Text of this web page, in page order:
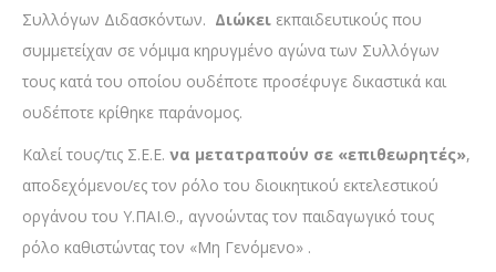
Συλλόγων Διδασκόντων. Διώκει εκπαιδευτικούς που
συμμετείχαν σε νόμιμα κηρυγμένο αγώνα των Συλλόγων
τους κατά του οποίου ουδέποτε προσέφυγε δικαστικά και
ουδέποτε κρίθηκε παράνομος.
Καλεί τους/τις Σ.Ε.Ε. να μετατραπούν σε «επιθεωρητές»,
αποδεχόμενοι/ες τον ρόλο του διοικητικού εκτελεστικού
οργάνου του Υ.ΠΑΙ.Θ., αγνοώντας τον παιδαγωγικό τους
ρόλο καθιστώντας τον «Μη Γενόμενο» .